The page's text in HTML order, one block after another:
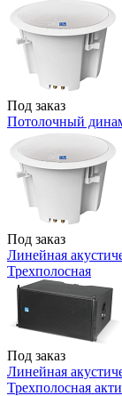
Под заказ
Потолочный
Под заказ
Линейная
Трехполосная
Под заказ
Линейная
Трехполосная